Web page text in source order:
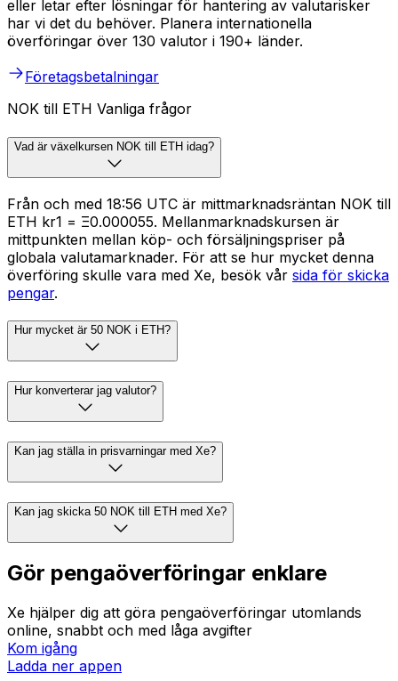
eller letar efter lösningar för hantering av valutarisker
har vi det du behöver. Planera internationella
överföringar över 130 valutor i 190+ länder.
Företagsbetalningar
NOK till ETH Vanliga frågor
Vad är växelkursen NOK till ETH idag?
Från och med 18:56 UTC är mittmarknadsräntan NOK till
ETH kr1 = Ξ0.000055. Mellanmarknadskursen är
mittpunkten mellan köp- och försäljningspriser på
globala valutamarknader. För att se hur mycket denna
överföring skulle vara med Xe, besök vår sida för skicka
pengar.
Hur mycket är 50 NOK i ETH?
Hur konverterar jag valutor?
Kan jag ställa in prisvarningar med Xe?
Kan jag skicka 50 NOK till ETH med Xe?
Gör pengaöverföringar enklare
Xe hjälper dig att göra pengaöverföringar utomlands
online, snabbt och med låga avgifter
Kom igång
Ladda ner appen